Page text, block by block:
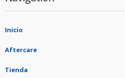
Inicio
Aftercare
Tienda